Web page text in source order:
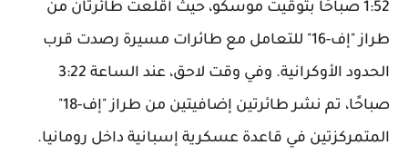
1:52 صباحًا بتوقيت موسكو، حيث أقلعت طائرتان من
طراز "إف-16" للتعامل مع طائرات مسيرة رصدت قرب
الحدود الأوكرانية. وفي وقت لاحق، عند الساعة 3:22
صباحًا، تم نشر طائرتين إضافيتين من طراز "إف-18"
المتمركزتين في قاعدة عسكرية إسبانية داخل رومانيا.